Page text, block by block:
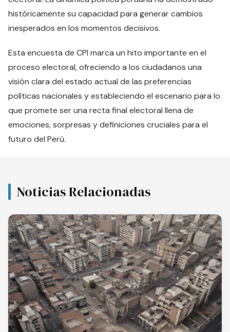
históricamente su capacidad para generar cambios
inesperados en los momentos decisivos.
Esta encuesta de CPI marca un hito importante en el
proceso electoral, ofreciendo a los ciudadanos una
visión clara del estado actual de las preferencias
políticas nacionales y estableciendo el escenario para lo
que promete ser una recta final electoral llena de
emociones, sorpresas y definiciones cruciales para el
futuro del Perú.
Noticias Relacionadas